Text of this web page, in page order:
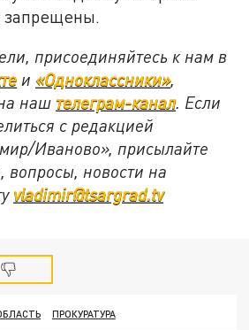
запрещены.
присоединяйтесь к нам в
и«Одноклассники»,
наш телеграм-канал. Если
с редакцией
Иваново», присылайте
вопросы, новости на
vladimir@tsargrad.tv
ПРОКУРАТУРА